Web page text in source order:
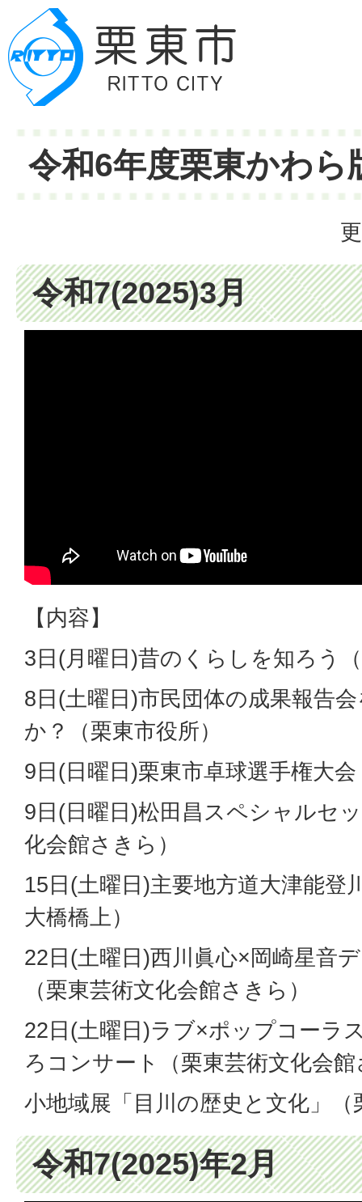
令和6年度栗東かわら
令和7(2025)3月
【内容】
3日(月曜日)昔のくらしを知ろう
8日(土曜日)市民団体の成果報告
か？（栗東市役所）
9日(日曜日)栗東市卓球選手権大
9日(日曜日)松田昌スペシャルセ
化会館さきら）
15日(土曜日)主要地方道大津能登
大橋橋上）
22日(土曜日)西川眞心×岡崎星音
（栗東芸術文化会館さきら）
22日(土曜日)ラブ×ポップコーラ
ろコンサート（栗東芸術文化会
小地域展「目川の歴史と文化」
令和7(2025)年2月